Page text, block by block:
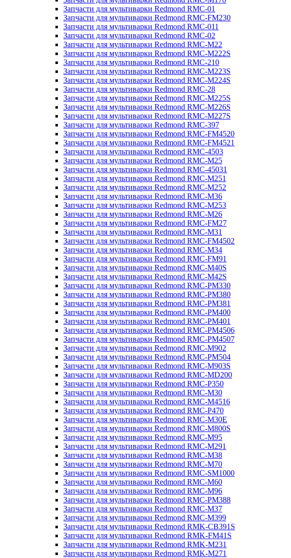
Запчасти для мультиварки Redmond RMC-01
Запчасти для мультиварки Redmond RMC-FM230
Запчасти для мультиварки Redmond RMC-011
Запчасти для мультиварки Redmond RMC-02
Запчасти для мультиварки Redmond RMC-M22
Запчасти для мультиварки Redmond RMC-M222S
Запчасти для мультиварки Redmond RMC-210
Запчасти для мультиварки Redmond RMC-M223S
Запчасти для мультиварки Redmond RMC-M224S
Запчасти для мультиварки Redmond RMC-28
Запчасти для мультиварки Redmond RMC-M225S
Запчасти для мультиварки Redmond RMC-M226S
Запчасти для мультиварки Redmond RMC-M227S
Запчасти для мультиварки Redmond RMC-397
Запчасти для мультиварки Redmond RMC-FM4520
Запчасти для мультиварки Redmond RMC-FM4521
Запчасти для мультиварки Redmond RMC-4503
Запчасти для мультиварки Redmond RMC-M25
Запчасти для мультиварки Redmond RMC-45031
Запчасти для мультиварки Redmond RMC-M251
Запчасти для мультиварки Redmond RMC-M252
Запчасти для мультиварки Redmond RMC-M36
Запчасти для мультиварки Redmond RMC-M253
Запчасти для мультиварки Redmond RMC-M26
Запчасти для мультиварки Redmond RMC-FM27
Запчасти для мультиварки Redmond RMC-M31
Запчасти для мультиварки Redmond RMC-FM4502
Запчасти для мультиварки Redmond RMC-M34
Запчасти для мультиварки Redmond RMC-FM91
Запчасти для мультиварки Redmond RMC-M40S
Запчасти для мультиварки Redmond RMC-M42S
Запчасти для мультиварки Redmond RMC-PM330
Запчасти для мультиварки Redmond RMC-PM380
Запчасти для мультиварки Redmond RMC-PM381
Запчасти для мультиварки Redmond RMC-PM400
Запчасти для мультиварки Redmond RMC-PM401
Запчасти для мультиварки Redmond RMC-PM4506
Запчасти для мультиварки Redmond RMC-PM4507
Запчасти для мультиварки Redmond RMC-M902
Запчасти для мультиварки Redmond RMC-PM504
Запчасти для мультиварки Redmond RMC-M903S
Запчасти для мультиварки Redmond RMC-MD200
Запчасти для мультиварки Redmond RMC-P350
Запчасти для мультиварки Redmond RMC-M30
Запчасти для мультиварки Redmond RMC-M4516
Запчасти для мультиварки Redmond RMC-P470
Запчасти для мультиварки Redmond RMC-M30E
Запчасти для мультиварки Redmond RMC-M800S
Запчасти для мультиварки Redmond RMC-M95
Запчасти для мультиварки Redmond RMC-M291
Запчасти для мультиварки Redmond RMC-M38
Запчасти для мультиварки Redmond RMC-M70
Запчасти для мультиварки Redmond RMC-SM1000
Запчасти для мультиварки Redmond RMC-M60
Запчасти для мультиварки Redmond RMC-M96
Запчасти для мультиварки Redmond RMC-PM388
Запчасти для мультиварки Redmond RMC-M37
Запчасти для мультиварки Redmond RMC-M399
Запчасти для мультиварки Redmond RMK-CB391S
Запчасти для мультиварки Redmond RMK-FM41S
Запчасти для мультиварки Redmond RMK-M231
Запчасти для мультиварки Redmond RMK-M271